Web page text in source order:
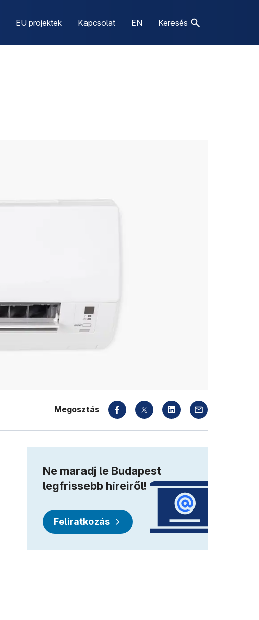
EU projektek Kapcsolat EN Keresés
Megosztás
Ne maradj le Budapest
legfrissebb híreiről!
Feliratkozás